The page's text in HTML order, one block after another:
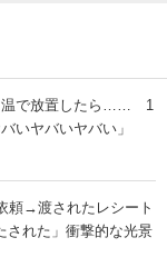
温で放置したら…… 1
いヤバいヤバい」
頼→渡されたレシート
れた」衝撃的な光景